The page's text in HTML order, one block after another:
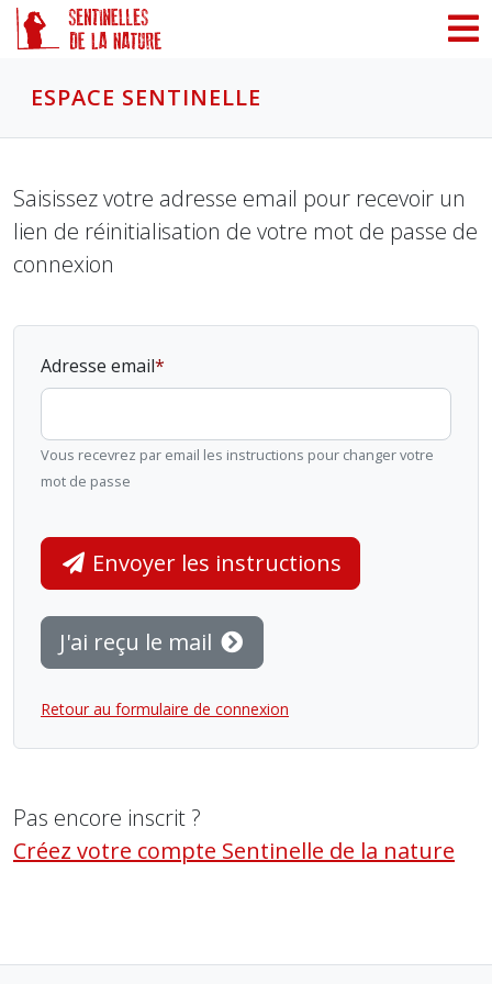
ESPACE SENTINELLE
Saisissez votre adresse email pour recevoir un
lien de réinitialisation de votre mot de passe de
connexion
Adresse email
Vous recevrez par email les instructions pour changer votre
mot de passe
Envoyer les instructions
J'ai reçu le mail
Retour au formulaire de connexion
Pas encore inscrit ?
Créez votre compte Sentinelle de la nature
Panneau de gestion des cookies